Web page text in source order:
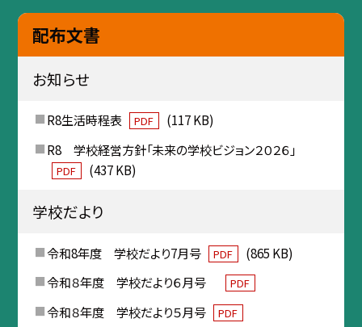
配布文書
お知らせ
R8生活時程表 PDF
(117 KB)
R8 学校経営方針「未来の学校ビジョン２０２６」
PDF (437 KB)
学校だより
令和8年度 学校だより7月号 PDF
(865 KB)
令和８年度 学校だより６月号
PDF
令和８年度 学校だより５月号 PDF